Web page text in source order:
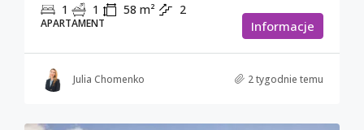
1 1 58 m² 2
APARTAMENT Informacje
Julia Chomenko 2 tygodnie temu